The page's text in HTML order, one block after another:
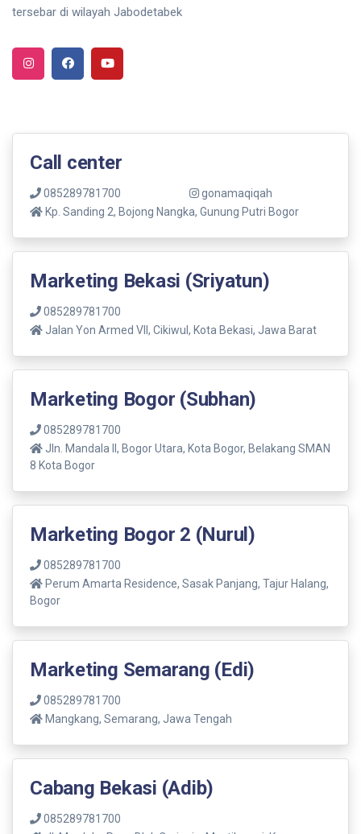
tersebar di wilayah Jabodetabek
Call center
085289781700
gonamaqiqah
Kp. Sanding 2, Bojong Nangka, Gunung Putri Bogor
Marketing Bekasi (Sriyatun)
085289781700
Jalan Yon Armed VII, Cikiwul, Kota Bekasi, Jawa Barat
Marketing Bogor (Subhan)
085289781700
Jln. Mandala ll, Bogor Utara, Kota Bogor, Belakang SMAN
8 Kota Bogor
Marketing Bogor 2 (Nurul)
085289781700
Perum Amarta Residence, Sasak Panjang, Tajur Halang,
Bogor
Marketing Semarang (Edi)
085289781700
Mangkang, Semarang, Jawa Tengah
Cabang Bekasi (Adib)
085289781700